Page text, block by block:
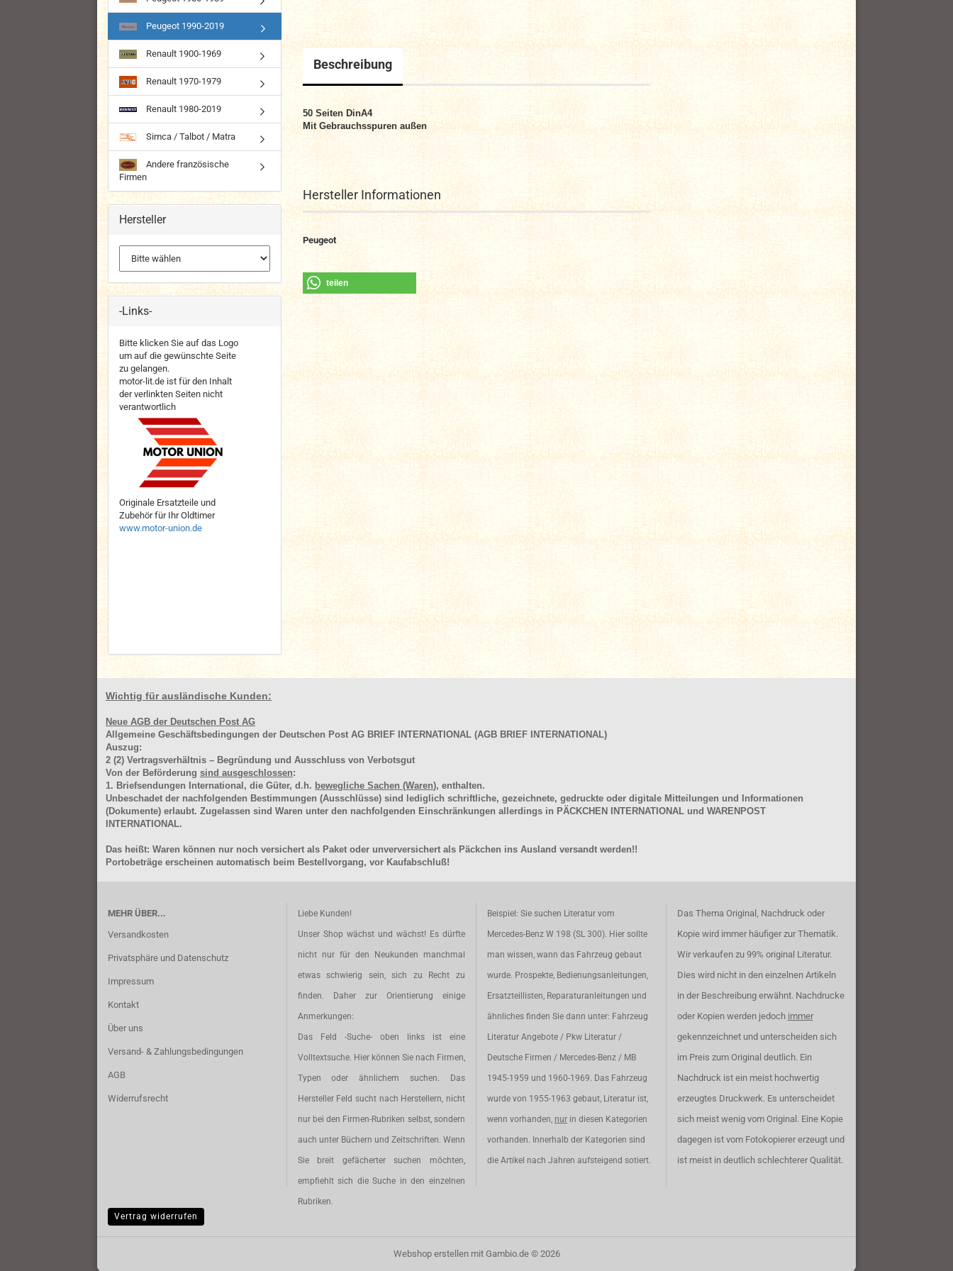
Beschreibung
50 Seiten DinA4
Mit Gebrauchsspuren außen
Hersteller Informationen
Peugeot
teilen
Peugeot 1990-2019
Renault 1900-1969
Renault 1970-1979
Renault 1980-2019
Simca / Talbot / Matra
Andere französische
Firmen
Hersteller
-Links-
Bitte klicken Sie auf das Logo
um auf die gewünschte Seite
zu gelangen.
motor-lit.de ist für den Inhalt
der verlinkten Seiten nicht
verantwortlich
Originale Ersatzteile und
Zubehör für Ihr Oldtimer
www.motor-union.de
Wichtig für ausländische Kunden:
Neue AGB der Deutschen Post AG
Allgemeine Geschäftsbedingungen der Deutschen Post AG BRIEF INTERNATIONAL (AGB BRIEF INTERNATIONAL)
Auszug:
2 (2) Vertragsverhältnis – Begründung und Ausschluss von Verbotsgut
Von der Beförderung sind ausgeschlossen:
1. Briefsendungen International, die Güter, d.h. bewegliche Sachen (Waren), enthalten.
Unbeschadet der nachfolgenden Bestimmungen (Ausschlüsse) sind lediglich schriftliche, gezeichnete, gedruckte oder digitale Mitteilungen und Informationen
(Dokumente) erlaubt. Zugelassen sind Waren unter den nachfolgenden Einschränkungen allerdings in PÄCKCHEN INTERNATIONAL und WARENPOST
INTERNATIONAL.
Das heißt: Waren können nur noch versichert als Paket oder unverversichert als Päckchen ins Ausland versandt werden!!
Portobeträge erscheinen automatisch beim Bestellvorgang, vor Kaufabschluß!
MEHR ÜBER...
Versandkosten
Privatsphäre und Datenschutz
Impressum
Kontakt
Über uns
Versand- & Zahlungsbedingungen
AGB
Widerrufsrecht
Liebe Kunden!
Unser Shop wächst und wächst! Es dürfte
nicht nur für den Neukunden manchmal
etwas schwierig sein, sich zu Recht zu
finden. Daher zur Orientierung einige
Anmerkungen:
Das Feld -Suche- oben links ist eine
Volltextsuche. Hier können Sie nach Firmen,
Typen oder ähnlichem suchen. Das
Hersteller Feld sucht nach Herstellern, nicht
nur bei den Firmen-Rubriken selbst, sondern
auch unter Büchern und Zeitschriften. Wenn
Sie breit gefächerter suchen möchten,
empfiehlt sich die Suche in den einzelnen
Rubriken.
Beispiel: Sie suchen Literatur vom
Mercedes-Benz W 198 (SL 300). Hier sollte
man wissen, wann das Fahrzeug gebaut
wurde. Prospekte, Bedienungsanleitungen,
Ersatzteillisten, Reparaturanleitungen und
ähnliches finden Sie dann unter: Fahrzeug
Literatur Angebote / Pkw Literatur /
Deutsche Firmen / Mercedes-Benz / MB
1945-1959 und 1960-1969. Das Fahrzeug
wurde von 1955-1963 gebaut, Literatur ist,
wenn vorhanden, nur in diesen Kategorien
vorhanden. Innerhalb der Kategorien sind
die Artikel nach Jahren aufsteigend sotiert.
Das Thema Original, Nachdruck oder
Kopie wird immer häufiger zur Thematik.
Wir verkaufen zu 99% original Literatur.
Dies wird nicht in den einzelnen Artikeln
in der Beschreibung erwähnt. Nachdrucke
oder Kopien werden jedoch immer
gekennzeichnet und unterscheiden sich
im Preis zum Original deutlich. Ein
Nachdruck ist ein meist hochwertig
erzeugtes Druckwerk. Es unterscheidet
sich meist wenig vom Original. Eine Kopie
dagegen ist vom Fotokopierer erzeugt und
ist meist in deutlich schlechterer Qualität.
Vertrag widerrufen
Webshop erstellenmit Gambio.de © 2026